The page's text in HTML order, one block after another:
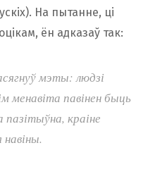
На пытанне, ці
ён адказаў так:
мэты: людзі
менавіта павінен быць
пазітыўна, краіне